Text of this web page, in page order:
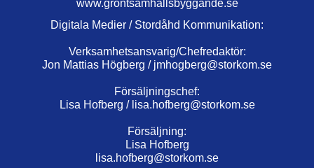
www.grontsamhallsbyggande.se
Digitala Medier / Stordåhd Kommunikation:
Verksamhetsansvarig/Chefredaktör:
Jon Mattias Högberg / jmhogberg@storkom.se
Försäljningschef:
Lisa Hofberg / lisa.hofberg@storkom.se
Försäljning:
Lisa Hofberg
lisa.hofberg@storkom.se